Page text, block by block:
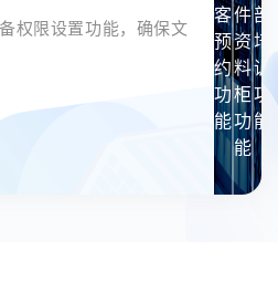
权限设置功能，确保文
客
预
约
功
能
件
资
料
柜
功
能
部
培
训
功
能